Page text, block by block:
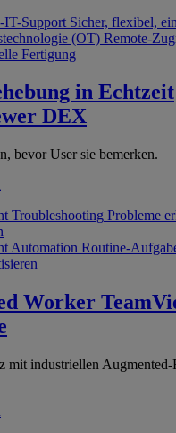
IT-Support Sicher, flexibel,
(OT) Remote-
Fertigung
in Echtzeit
DEX
bevor User sie bemerken.
Troubleshooting Probleme
Automation Routine-
Worker
mit industriellen